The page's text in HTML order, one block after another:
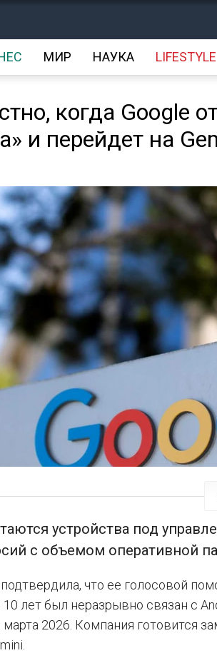
МИР НАУКА LIFESTYLE
когда Google
и перейдет на
устройства под
с объемом оперативной
что ее голосовой
лет был неразрывно связан с
2026. Компания готовится